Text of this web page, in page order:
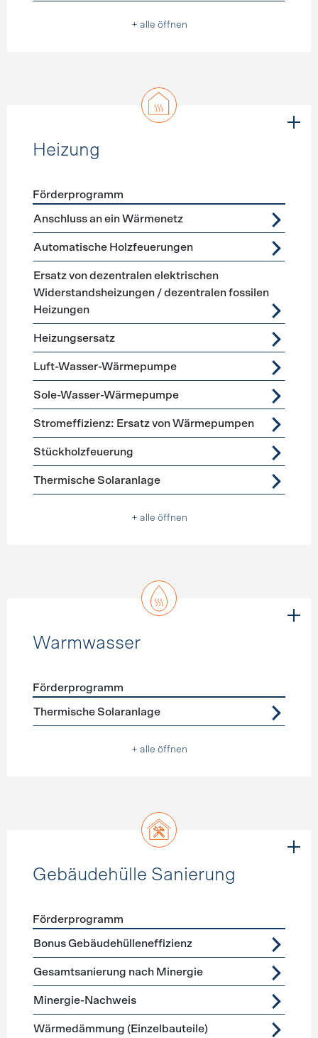
+ alle öffnen
Heizung
Förderprogramme Heizung
Förderprogramm
Anschluss an ein Wärmenetz
Automatische Holzfeuerungen
Ersatz von dezentralen elektrischen
Widerstandsheizungen / dezentralen fossilen
Heizungen
Heizungsersatz
Luft-Wasser-Wärmepumpe
Sole-Wasser-Wärmepumpe
Stromeffizienz: Ersatz von Wärmepumpen
Stückholzfeuerung
Thermische Solaranlage
+ alle öffnen
Warmwasser
Förderprogramme Warmwasser
Förderprogramm
Thermische Solaranlage
+ alle öffnen
Gebäudehülle Sanierung
Förderprogramme Gebäudehülle Sanierung
Förderprogramm
Bonus Gebäudehülleneffizienz
Gesamtsanierung nach Minergie
Minergie-Nachweis
Wärmedämmung (Einzelbauteile)